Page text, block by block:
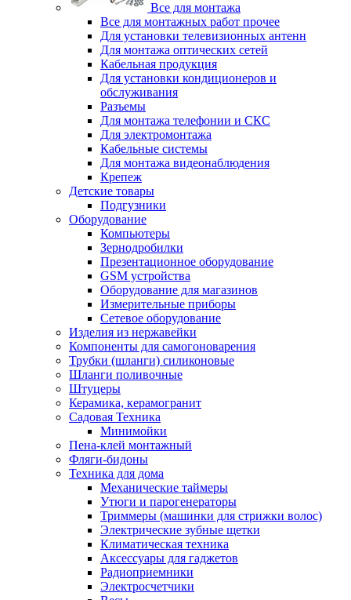
Все для монтажа
Все для монтажных работ прочее
Для установки телевизионных антенн
Для монтажа оптических сетей
Кабельная продукция
Для установки кондиционеров и
обслуживания
Разъемы
Для монтажа телефонии и СКС
Для электромонтажа
Кабельные системы
Для монтажа видеонаблюдения
Крепеж
Детские товары
Подгузники
Оборудование
Компьютеры
Зернодробилки
Презентационное оборудование
GSM устройства
Оборудование для магазинов
Измерительные приборы
Сетевое оборудование
Изделия из нержавейки
Компоненты для самогоноварения
Трубки (шланги) силиконовые
Шланги поливочные
Штуцеры
Керамика, керамогранит
Садовая Техника
Минимойки
Пена-клей монтажный
Фляги-бидоны
Техника для дома
Механические таймеры
Утюги и парогенераторы
Триммеры (машинки для стрижки волос)
Электрические зубные щетки
Климатическая техника
Аксессуары для гаджетов
Радиоприемники
Электросчетчики